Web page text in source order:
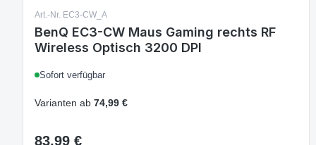
Art.-Nr. EC3-CW_A
BenQ EC3-CW Maus Gaming rechts RF
Wireless Optisch 3200 DPI
Sofort verfügbar
Varianten ab 74,99 €
Regulärer Preis:
83,99 €